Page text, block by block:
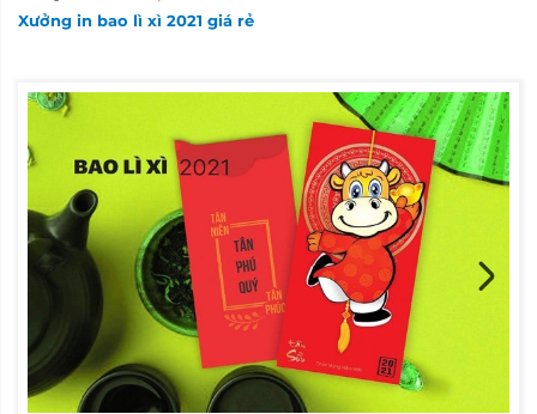
Xưởng in bao lì xì 2021 giá rẻ